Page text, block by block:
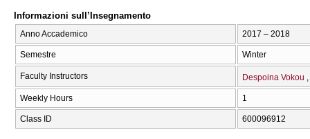
Informazioni sull’Insegnamento
Anno Accademico 2017 – 2018
Semestre Winter
Faculty Instructors Despoina Vokou
Weekly Hours 1
Class ID 600096912